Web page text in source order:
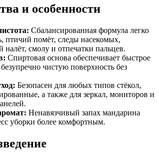
и особенности
Сбалансированная формула легко
птичий помёт, следы насекомых,
налёт, смолу и отпечатки пальцев.
Спиртовая основа обеспечивает быстрое
чистую поверхность без
Безопасен для любых типов стёкол,
а также для зеркал, мониторов и
Ненавязчивый запах мандарина
уборки более комфортным.